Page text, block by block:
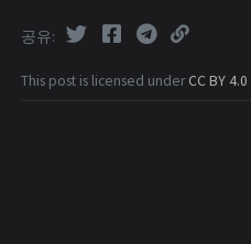
This post is licensed underCC BY 4.0
공유